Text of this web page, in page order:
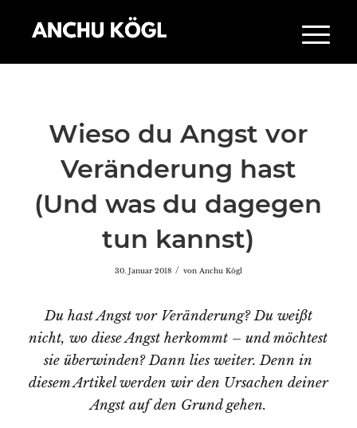
Wieso du Angst vor
Veränderung hast
(Und was du dagegen
tun kannst)
30. Januar 2018 / von Anchu Kögl
Du hast Angst vor Veränderung? Du weißt
nicht, wo diese Angst herkommt – und möchtest
sie überwinden? Dann lies weiter. Denn in
diesem Artikel werden wir den Ursachen deiner
Angst auf den Grund gehen.